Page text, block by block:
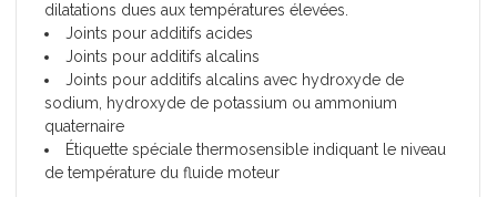
dilatations dues aux températures élevées.
Joints pour additifs acides
Joints pour additifs alcalins
Joints pour additifs alcalins avec hydroxyde de
sodium, hydroxyde de potassium ou ammonium
quaternaire
Étiquette spéciale thermosensible indiquant le niveau
de température du fluide moteur